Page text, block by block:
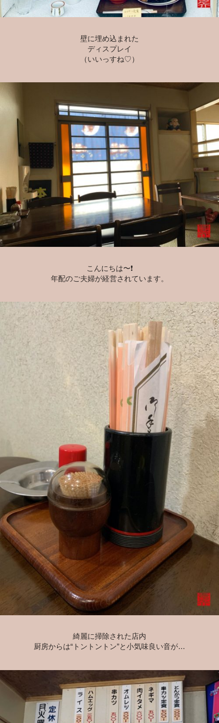
壁に埋め込まれた
ディスプレイ
（いいっすね♡）
こんにちは〜❗️
年配のご夫婦が経営されています。
綺麗に掃除された店内
厨房からは“トントントン”と小気味良い音が…